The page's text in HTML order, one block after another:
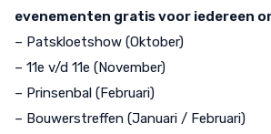
evenementen gratis voor iedereen
– Patskloetshow (Oktober)
– 11e v/d 11e (November)
– Prinsenbal (Februari)
– Bouwerstreffen (Januari / Februari)